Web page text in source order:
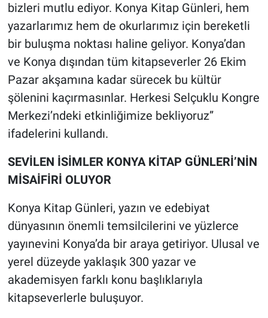
bizleri mutlu ediyor. Konya Kitap Günleri, hem
yazarlarımız hem de okurlarımız için bereketli
bir buluşma noktası haline geliyor. Konya’dan
ve Konya dışından tüm kitapseverler 26 Ekim
Pazar akşamına kadar sürecek bu kültür
şölenini kaçırmasınlar. Herkesi Selçuklu Kongre
Merkezi’ndeki etkinliğimize bekliyoruz”
ifadelerini kullandı.
SEVİLEN İSİMLER KONYA KİTAP GÜNLERİ’NİN
MİSAİFİRİ OLUYOR
Konya Kitap Günleri, yazın ve edebiyat
dünyasının önemli temsilcilerini ve yüzlerce
yayınevini Konya’da bir araya getiriyor. Ulusal ve
yerel düzeyde yaklaşık 300 yazar ve
akademisyen farklı konu başlıklarıyla
kitapseverlerle buluşuyor.